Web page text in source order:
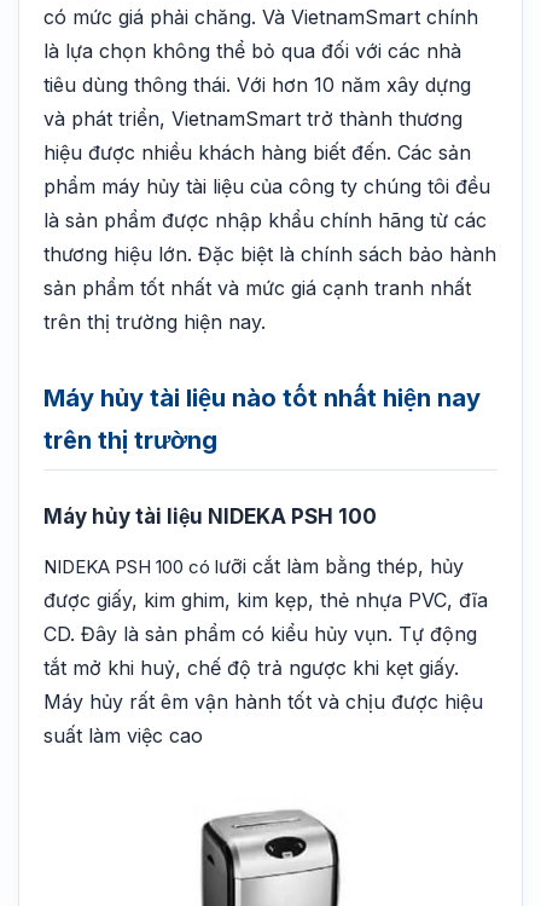
có mức giá phải chăng. Và VietnamSmart chính
là lựa chọn không thể bỏ qua đối với các nhà
tiêu dùng thông thái. Với hơn 10 năm xây dựng
và phát triển, VietnamSmart trở thành thương
hiệu được nhiều khách hàng biết đến. Các sản
phẩm máy hủy tài liệu của công ty chúng tôi đều
là sản phẩm được nhập khẩu chính hãng từ các
thương hiệu lớn. Đặc biệt là chính sách bảo hành
sản phẩm tốt nhất và mức giá cạnh tranh nhất
trên thị trường hiện nay.
Máy hủy tài liệu nào tốt nhất hiện nay
trên thị trường
Máy hủy tài liệu NIDEKA PSH 100
NIDEKA PSH 100 có lưỡi cắt làm bằng thép, hủy
được giấy, kim ghim, kim kẹp, thẻ nhựa PVC, đĩa
CD. Đây là sản phẩm có kiểu hủy vụn. Tự động
tắt mở khi huỷ, chế độ trả ngược khi kẹt giấy.
Máy hủy rất êm vận hành tốt và chịu được hiệu
suất làm việc cao